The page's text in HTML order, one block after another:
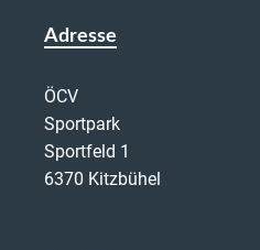
Adresse
ÖCV
Sportpark
Sportfeld 1
6370 Kitzbühel